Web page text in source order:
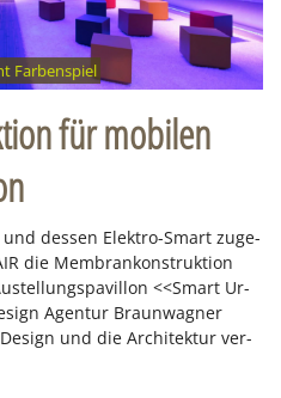
Farbenspiel
für mobilen
des­sen Elek­tro-Smart zu­ge­
die Mem­bran­kon­struk­ti­on
<<Smart Ur­
Agen­tur Braun­wag­ner
und die Ar­chi­tek­tur ver­